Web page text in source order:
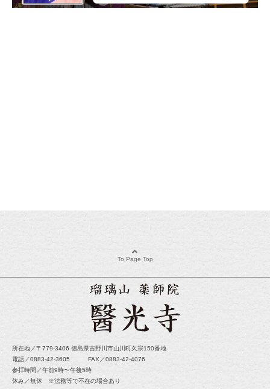
To Page Top
所在地／〒779-3406 徳島県吉野川市山川町久宗150番地
電話／0883-42-3605 FAX／0883-42-4076
参拝時間／午前9時〜午後5時
休み／無休 ※法務等で不在の場合あり